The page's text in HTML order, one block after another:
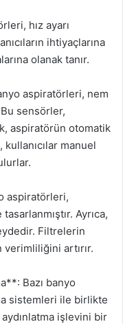
hız ayarı
ihtiyaçlarına
olanak tanır.
aspiratörleri, nem
Bu sensörler,
aspiratörün otomatik
kullanıcılar manuel
aspiratörleri,
Ayrıca,
Filtrelerin
artırır.
Bazı banyo
sistemleri ile birlikte
işlevini bir